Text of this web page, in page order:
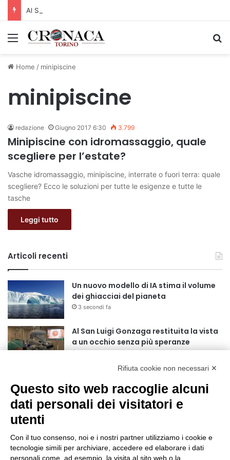
Menu
Home / minipiscine
minipiscine
redazione Giugno 2017 6:30 3.799
Minipiscine con idromassaggio, quale
scegliere per l’estate?
Vasche idromassaggio, minipiscine, interrate o fuori terra: quale
scegliere? Ecco le soluzioni per tutte le esigenze e tutte le
tasche
Leggi tutto
Articoli recenti
Un nuovo modello di IA stima il volume
dei ghiacciai del pianeta
3 secondi fa
Al San Luigi Gonzaga restituita la vista
a un occhio senza più speranze
quindici con Britte Stuut
1 ora fa
da sogno si chiude alle Finals di
Riccione
15 ore fa
Rifiuta cookie non necessari ✕
Questo sito web raccoglie alcuni
dati personali dei visitatori e
utenti
Con il tuo consenso, noi e i nostri partner utilizziamo i cookie e
tecnologie simili per archiviare, accedere ed elaborare i dati
personali come, ad esempio, la visita al sito web o la